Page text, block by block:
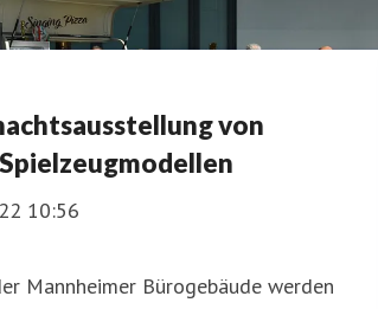
von
10:56
Mannheimer Bürogebäude werden